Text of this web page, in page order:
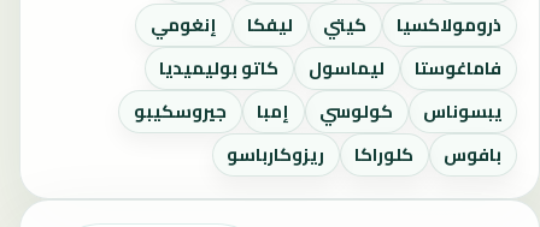
ذرومولاكسيا
كيتي ليفكا
إنغومي
فاماغوستا
ليماسول
كاتو بوليميديا
يبسوناس
كولوسي إمبا
جيروسكيبو
بافوس
كلوراكا ريزوكارباسو